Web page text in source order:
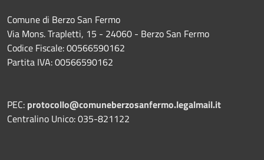
Comune di Berzo San Fermo
Via Mons. Trapletti, 15 - 24060 - Berzo San Fermo
Codice Fiscale: 00566590162
Partita IVA: 00566590162
PEC: protocollo@comuneberzosanfermo.legalmail.it
Centralino Unico: 035-821122